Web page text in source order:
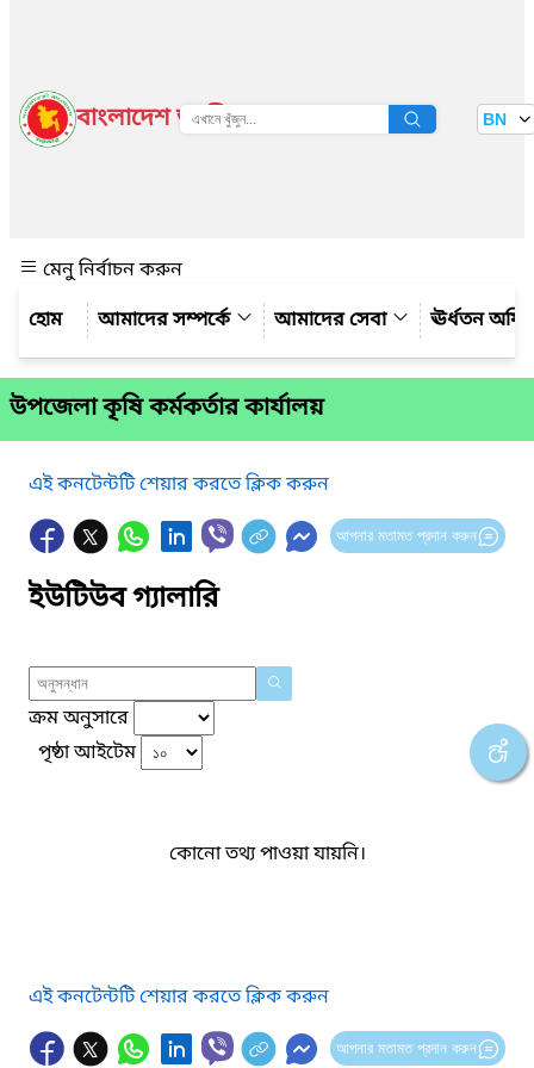
বাংলাদেশ জাতীয় তথ্য বাতায়ন BN
মেনু নির্বাচন করুন
আমাদের সম্পর্কে
আমাদের সেবা ঊর্ধতন
উপজেলা কৃষি কর্মকর্তার কার্যালয়
এই কনটেন্টটি শেয়ার করতে ক্লিক করুন
আপনার মতামত প্রদান করুন
ইউটিউব গ্যালারি
ক্রম অনুসারে
পৃষ্ঠা আইটেম
কোনো তথ্য পাওয়া যায়নি।
এই কনটেন্টটি শেয়ার করতে ক্লিক করুন
আপনার মতামত প্রদান করুন